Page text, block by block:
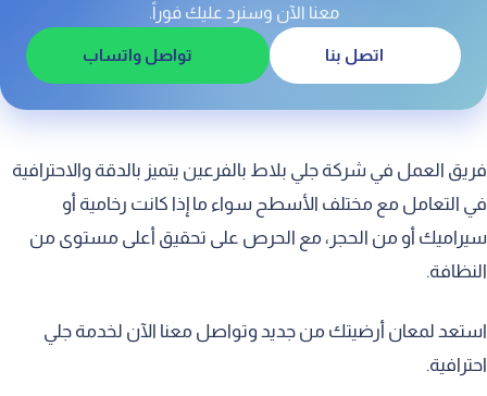
معنا الآن وسنرد عليك فوراً.
اتصل بنا تواصل واتساب
فريق العمل في شركة جلي بلاط بالفرعين يتميز بالدقة والاحترافية
في التعامل مع مختلف الأسطح سواء ما إذا كانت رخامية أو
سيراميك أو من الحجر، مع الحرص على تحقيق أعلى مستوى من
النظافة.
استعد لمعان أرضيتك من جديد وتواصل معنا الآن لخدمة جلي
احترافية.